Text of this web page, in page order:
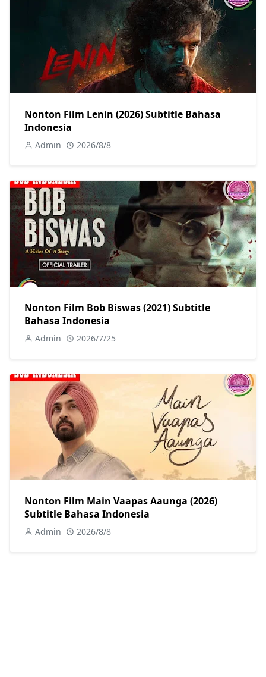
Nonton Film Lenin (2026) Subtitle Bahasa
Indonesia
Admin 2026/8/8
Nonton Film Bob Biswas (2021) Subtitle
Bahasa Indonesia
Admin 2026/7/25
Nonton Film Main Vaapas Aaunga (2026)
Subtitle Bahasa Indonesia
Admin 2026/8/8